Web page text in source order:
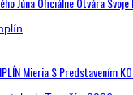
Mieria S Predstavením